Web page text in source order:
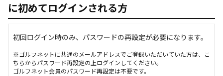
に初めてログインされる方
初回ログイン時のみ、パスワードの再設定が必要になります。
※ゴルフネットに共通のメールアドレスでご登録いただいていた方は、こ
ちらからパスワード再設定の上ログインしてください。
ゴルフネット会員のパスワード再設定は不要です。